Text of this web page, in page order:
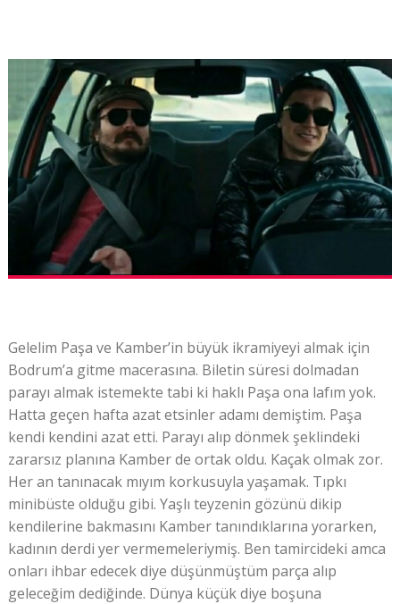
Gelelim Paşa ve Kamber’in büyük ikramiyeyi almak için
Bodrum’a gitme macerasına. Biletin süresi dolmadan
parayı almak istemekte tabi ki haklı Paşa ona lafım yok.
Hatta geçen hafta azat etsinler adamı demiştim. Paşa
kendi kendini azat etti. Parayı alıp dönmek şeklindeki
zararsız planına Kamber de ortak oldu. Kaçak olmak zor.
Her an tanınacak mıyım korkusuyla yaşamak. Tıpkı
minibüste olduğu gibi. Yaşlı teyzenin gözünü dikip
kendilerine bakmasını Kamber tanındıklarına yorarken,
kadının derdi yer vermemeleriymiş. Ben tamircideki amca
onları ihbar edecek diye düşünmüştüm parça alıp
geleceğim dediğinde. Dünya küçük diye boşuna